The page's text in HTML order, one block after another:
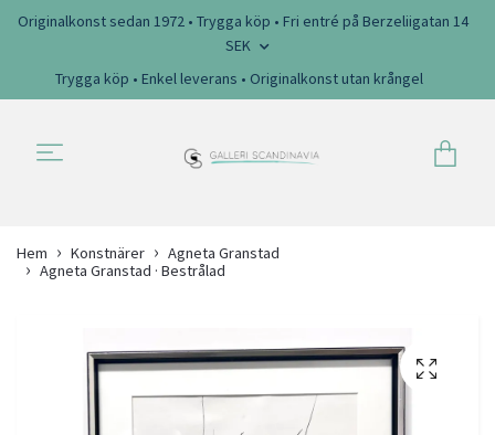
Originalkonst sedan 1972 • Trygga köp • Fri entré på Berzeliigatan 14
SEK
Trygga köp • Enkel leverans • Originalkonst utan krångel
Hem Konstnärer
Agneta Granstad
Agneta Granstad · Bestrålad